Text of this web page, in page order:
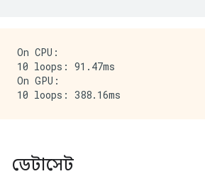
On CPU:
10 loops: 91.47ms
On GPU:
ডেটাসেট